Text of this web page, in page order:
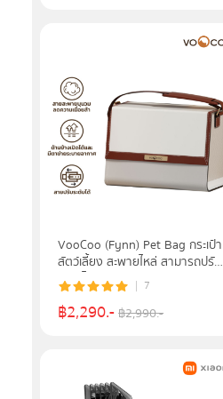
VooCoo (Fynn) Pet Bag กระเป๋า
สัตว์เลี้ยง สะพายไหล่ สามารถปรับ
ระดับได้ รุ่น 6974381464017 -
Shoulder Strap
7
฿2,290.-฿2,990.-